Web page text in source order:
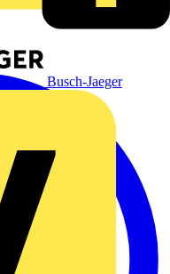
Busch-Jaeger